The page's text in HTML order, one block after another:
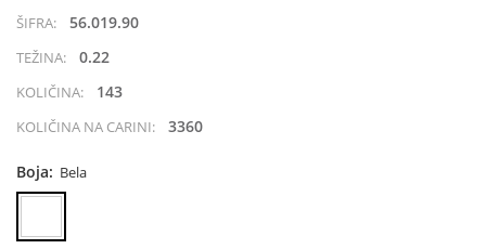
ŠIFRA: 56.019.90
TEŽINA: 0.22
KOLIČINA: 143
KOLIČINA NA CARINI: 3360
Boja: Bela